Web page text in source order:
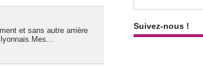
et sans autre arrière
Suivez-nous !